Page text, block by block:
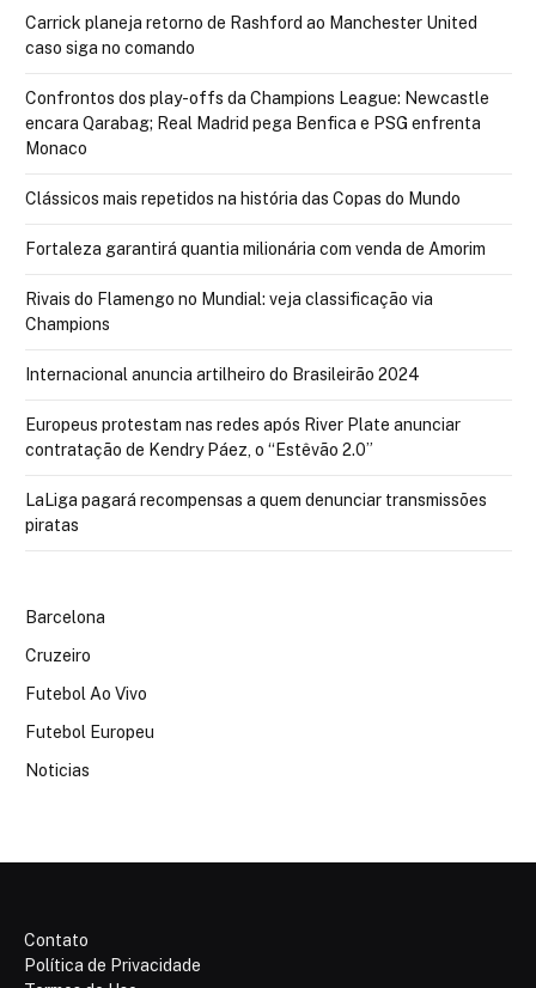
Carrick planeja retorno de Rashford ao Manchester United
caso siga no comando
Confrontos dos play-offs da Champions League: Newcastle
encara Qarabag; Real Madrid pega Benfica e PSG enfrenta
Monaco
Clássicos mais repetidos na história das Copas do Mundo
Fortaleza garantirá quantia milionária com venda de Amorim
Rivais do Flamengo no Mundial: veja classificação via
Champions
Internacional anuncia artilheiro do Brasileirão 2024
Europeus protestam nas redes após River Plate anunciar
contratação de Kendry Páez, o “Estêvão 2.0”
LaLiga pagará recompensas a quem denunciar transmissões
piratas
Barcelona
Cruzeiro
Futebol Ao Vivo
Futebol Europeu
Noticias
Contato
Política de Privacidade